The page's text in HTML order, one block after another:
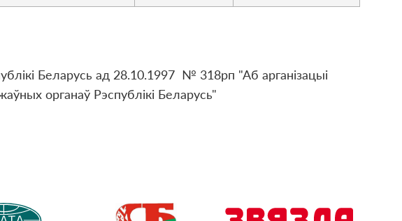
Беларусь ад 28.10.1997 № 318рп "Аб арганізацыі
органаў Рэспублікі Беларусь"